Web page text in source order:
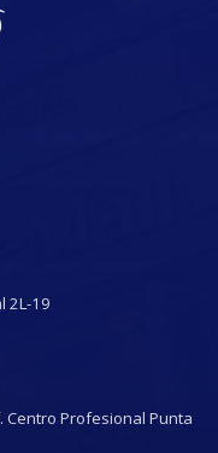
2L-19
Centro Profesional Punta